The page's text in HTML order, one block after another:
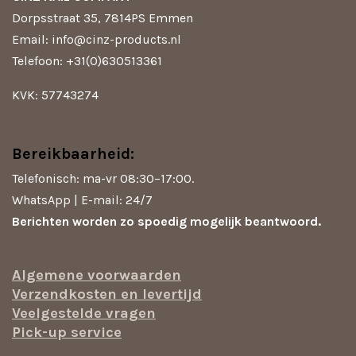
p
k
Dorpsstraat 35, 7814PS Emmen
Email: info@cinz-products.nl
Telefoon: +31(0)630513361
KVK: 57743274
Bereikbaarheid:
Telefonisch: ma-vr 08:30–17:00.
WhatsApp | E-mail: 24/7
Berichten worden zo spoedig mogelijk beantwoord.
Algemene voorwaarden
Verzendkosten en levertijd
Veelgestelde vragen
Pick-up service